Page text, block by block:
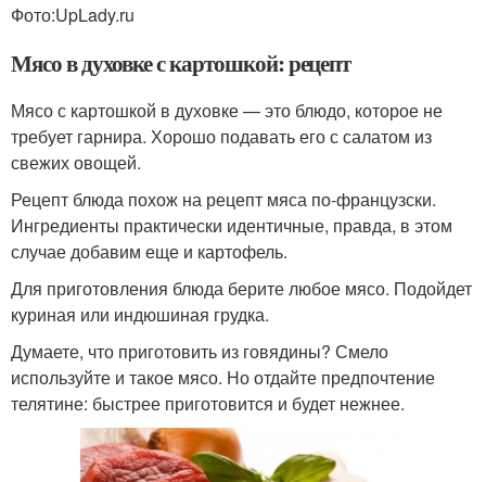
Фото:UpLady.ru
Мясо в духовке с картошкой: рецепт
Мясо с картошкой в духовке — это блюдо, которое не
требует гарнира. Хорошо подавать его с салатом из
свежих овощей.
Рецепт блюда похож на рецепт мяса по-французски.
Ингредиенты практически идентичные, правда, в этом
случае добавим еще и картофель.
Для приготовления блюда берите любое мясо. Подойдет
куриная или индюшиная грудка.
Думаете, что приготовить из говядины? Смело
используйте и такое мясо. Но отдайте предпочтение
телятине: быстрее приготовится и будет нежнее.